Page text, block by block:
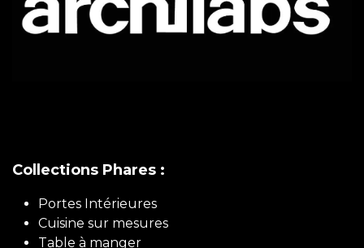
Collections Phares :
Portes Intérieures
Cuisine sur mesures
Table à manger